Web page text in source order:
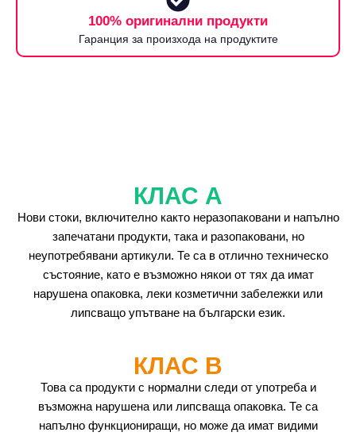
100% оригинални продукти
Гаранция за произхода на продуктите
КЛАС А
Нови стоки, включително както неразопаковани и напълно
запечатани продукти, така и разопаковани, но
неупотребявани артикули. Те са в отлично техническо
състояние, като е възможно някои от тях да имат
нарушена опаковка, леки козметични забележки или
липсващо упътване на български език.
КЛАС B
Това са продукти с нормални следи от употреба и
възможна нарушена или липсваща опаковка. Те са
напълно функциониращи, но може да имат видими